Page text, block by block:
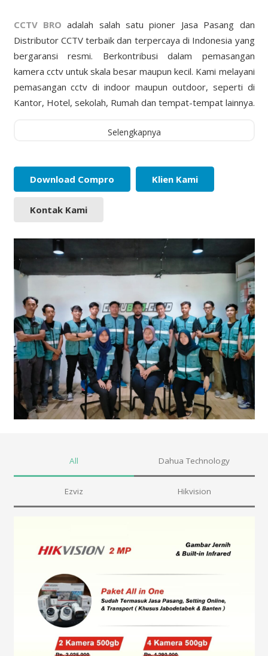
CCTV BRO adalah salah satu pioner Jasa Pasang dan
Distributor CCTV terbaik dan terpercaya di Indonesia yang
bergaransi resmi. Berkontribusi dalam pemasangan
kamera cctv untuk skala besar maupun kecil. Kami melayani
pemasangan cctv di indoor maupun outdoor, seperti di
Kantor, Hotel, sekolah, Rumah dan tempat-tempat lainnya.
Selengkapnya
Download Compro Klien Kami
Kontak Kami
All Dahua Technology
Ezviz Hikvision